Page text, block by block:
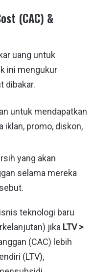
(CAC) &
uang untuk
ini mengukur
dibakar.
untuk mendapatkan
iklan, promo, diskon,
yang akan
selama mereka
teknologi baru
jika LTV >
(CAC) lebih
(LTV),